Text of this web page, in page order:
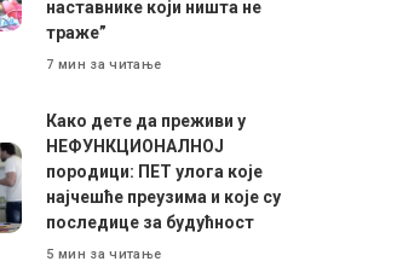
наставнике који ништа не
траже”
7 мин за читање
Како дете да преживи у
НЕФУНКЦИОНАЛНОЈ
породици: ПЕТ улога које
најчешће преузима и које су
последице за будућност
5 мин за читање